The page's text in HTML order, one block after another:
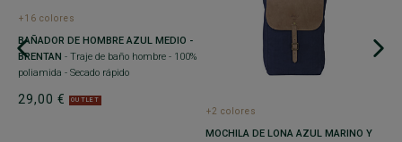
+16 colores
BAÑADOR DE HOMBRE AZUL MEDIO -
BRENTAN - Traje de baño hombre - 100%
poliamida - Secado rápido
29,00 € OUTLET
+2 colores
MOCHILA DE LONA AZUL MARINO Y